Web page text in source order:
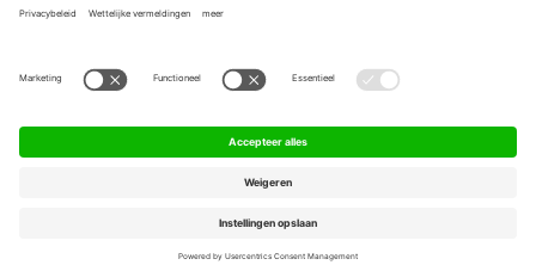
FAQ
Werken bij ons
Algemene Voorwaarden